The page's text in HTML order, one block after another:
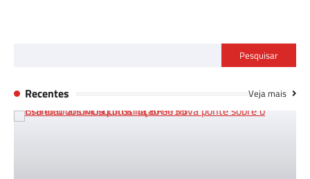
Pesquisar
Recentes Veja mais